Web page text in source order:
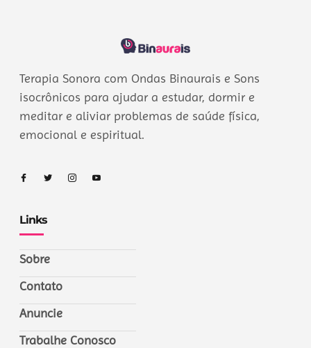
Terapia Sonora com Ondas Binaurais e Sons
isocrônicos para ajudar a estudar, dormir e
meditar e aliviar problemas de saúde física,
emocional e espiritual.
Links
Sobre
Contato
Anuncie
Trabalhe Conosco